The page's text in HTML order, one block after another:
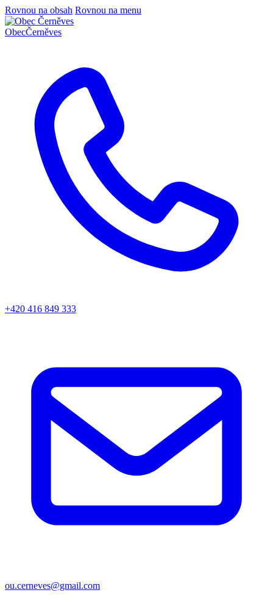
Rovnou na obsah Rovnou na menu
ObecČerněves
+420 416 849 333
ou.cerneves@gmail.com